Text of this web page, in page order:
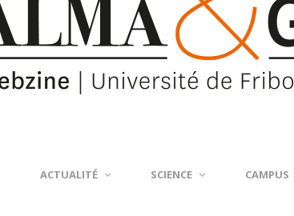
ACTUALITÉ SCIENCE CAMPUS